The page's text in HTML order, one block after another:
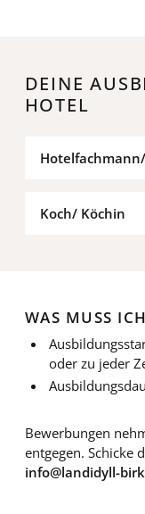
DEINE
HOTEL
Koch/ Köchin
WAS MUSS
oder zu jeder
Bewerbungen
entgegen. Schicke
info@landidyll-